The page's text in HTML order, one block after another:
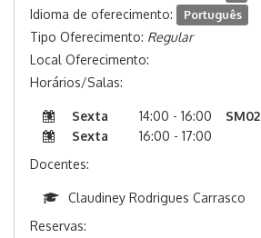
Idioma de oferecimento: Português
Tipo Oferecimento: Regular
Local Oferecimento:
Horários/Salas:
Sexta 14:00 - 16:00
SM02
Sexta
16:00 - 17:00
Docentes:
Claudiney Rodrigues Carrasco
Reservas: